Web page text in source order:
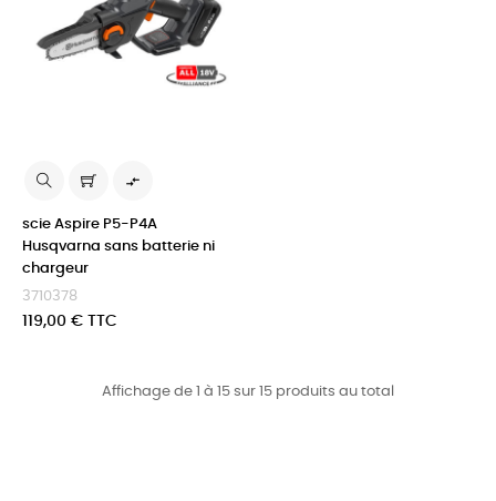

scie Aspire P5-P4A
Husqvarna sans batterie ni
chargeur
3710378
Prix
119,00 € TTC
Affichage de 1 à 15 sur 15 produits au total